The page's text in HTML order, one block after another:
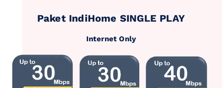
Paket IndiHome SINGLE PLAY
Internet Only